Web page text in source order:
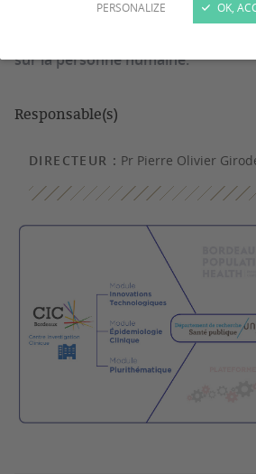
PERSONALIZE OK,
investigateurs de toute origine
sur la personne humaine.
Responsable(s)
DIRECTEUR : Pr Pierre Olivier